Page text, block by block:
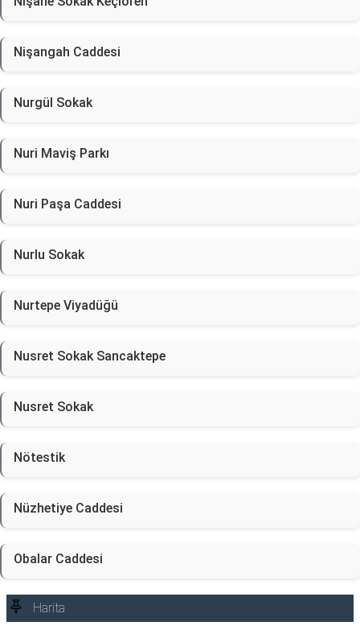
Nişangah Caddesi
Nurgül Sokak
Nuri Maviş Parkı
Nuri Paşa Caddesi
Nurlu Sokak
Nurtepe Viyadüğü
Nusret Sokak Sancaktepe
Nusret Sokak
Nötestik
Nüzhetiye Caddesi
Obalar Caddesi
Harita